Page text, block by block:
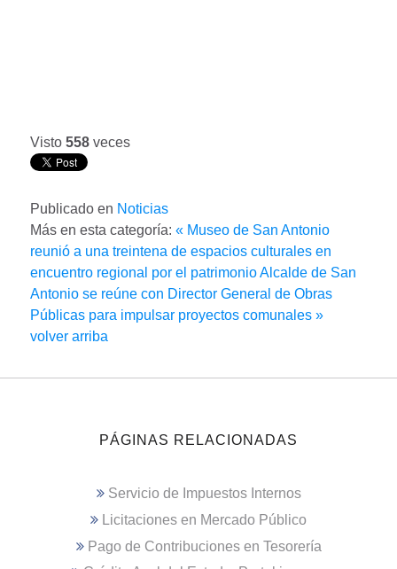
Visto 558 veces
Publicado en Noticias
Más en esta categoría: « Museo de San Antonio
reunió a una treintena de espacios culturales en
encuentro regional por el patrimonioAlcalde de San
Antonio se reúne con Director General de Obras
Públicas para impulsar proyectos comunales »
volver arriba
PÁGINAS RELACIONADAS
Servicio de Impuestos Internos
Licitaciones en Mercado Público
Pago de Contribuciones en Tesorería